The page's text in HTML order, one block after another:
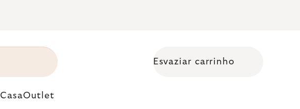
Esvaziar carrinho
CasaOutlet